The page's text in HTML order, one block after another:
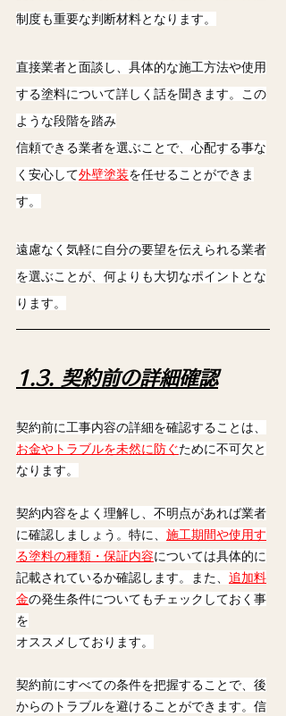
制度も重要な判断材料となります。
直接業者と面談し、具体的な施工方法や使用
する塗料について詳しく話を聞きます。この
ような段階を踏み
信頼できる業者を選ぶことで、心配する事な
く安心して外壁塗装を任せることができま
す。
遠慮なく気軽に自分の要望を伝えられる業者
を選ぶことが、何よりも大切なポイントとな
ります。
1.3. 契約前の詳細確認
契約前に工事内容の詳細を確認することは、
お金やトラブルを未然に防ぐために不可欠と
なります。
契約内容をよく理解し、不明点があれば業者
に確認しましょう。特に、 施工期間や使用す
る塗料の種類・保証内容については具体的に
記載されているか確認します。また、 追加料
金の発生条件についてもチェックしておく事
を
オススメしております。
契約前にすべての条件を把握することで、後
からのトラブルを避けることができます。 信